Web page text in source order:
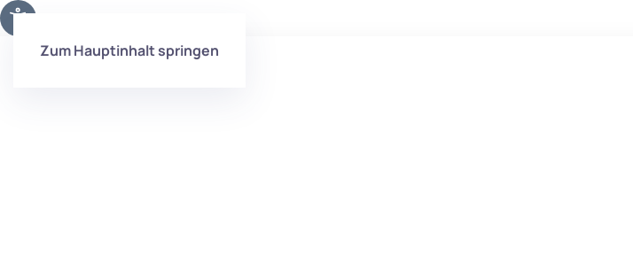
Zum Hauptinhalt springen